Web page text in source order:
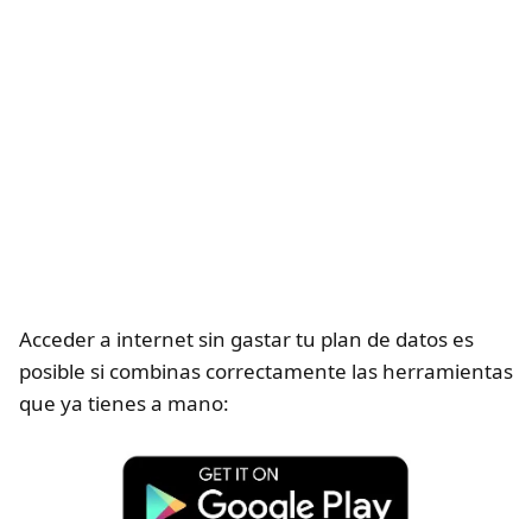
Acceder a internet sin gastar tu plan de datos es
posible si combinas correctamente las herramientas
que ya tienes a mano: